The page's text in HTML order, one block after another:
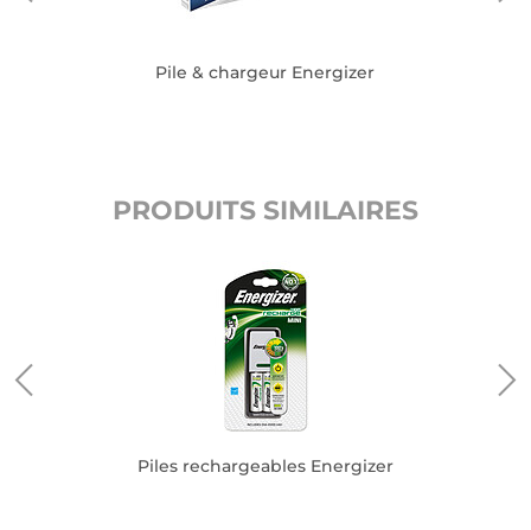
Pile & chargeur Energizer
PRODUITS SIMILAIRES
Piles rechargeables Energizer